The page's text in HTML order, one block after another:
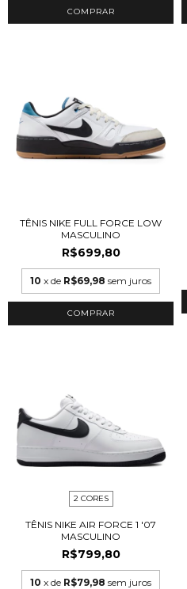
COMPRAR
TÊNIS NIKE FULL FORCE LOW
MASCULINO
R$699,80
10 x de R$69,98 sem juros
COMPRAR
2 CORES
TÊNIS NIKE AIR FORCE 1 '07
MASCULINO
R$799,80
10 x de R$79,98 sem juros